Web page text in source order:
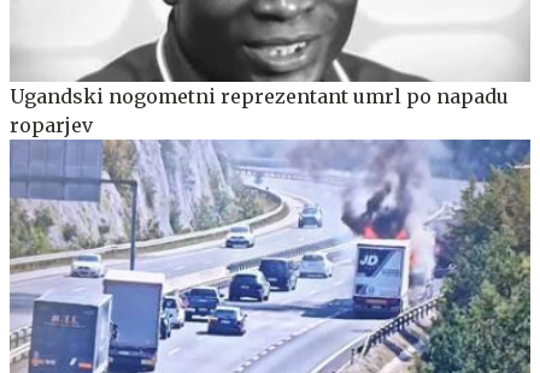
Ugandski nogometni reprezentant umrl po napadu
roparjev